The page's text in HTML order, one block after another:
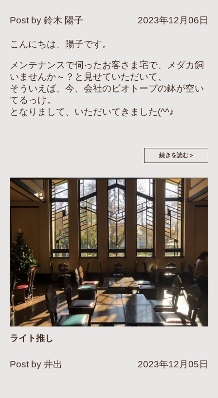
Post by 鈴木 陽子 2023年12月06日
こんにちは、陽子です。
メンテナンスで伺ったお客さま宅で、メダカ飼
いませんか～？と見せていただいて、
そういえば、今、会社のビオトープの鉢が空い
てるっけ。
となりまして、いただいてきました(^^♪
続きを読む »
ライト推し
Post by 井出 2023年12月05日